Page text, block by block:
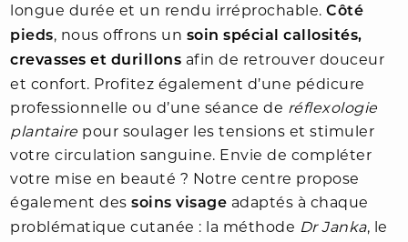
longue durée et un rendu irréprochable.Côté
pieds, nous offrons un soin spécial callosités,
crevasses et durillons afin de retrouver douceur
et confort. Profitez également d’une pédicure
professionnelle ou d’une séance de réflexologie
plantaire pour soulager les tensions et stimuler
votre circulation sanguine. Envie de compléter
votre mise en beauté ? Notre centre propose
également dessoins visage adaptés à chaque
problématique cutanée : la méthode Dr Janka, le